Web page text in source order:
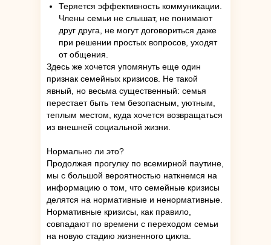
Теряется эффективность коммуникации.
Члены семьи не слышат, не понимают
друг друга, не могут договориться даже
при решении простых вопросов, уходят
от общения.
Здесь же хочется упомянуть еще один
признак семейных кризисов. Не такой
явный, но весьма существенный: семья
перестает быть тем безопасным, уютным,
теплым местом, куда хочется возвращаться
из внешней социальной жизни.
Нормально ли это?
Продолжая прогулку по всемирной паутине,
мы с большой вероятностью наткнемся на
информацию о том, что семейные кризисы
делятся на нормативные и ненормативные.
Нормативные кризисы, как правило,
совпадают по времени с переходом семьи
на новую стадию жизненного цикла.